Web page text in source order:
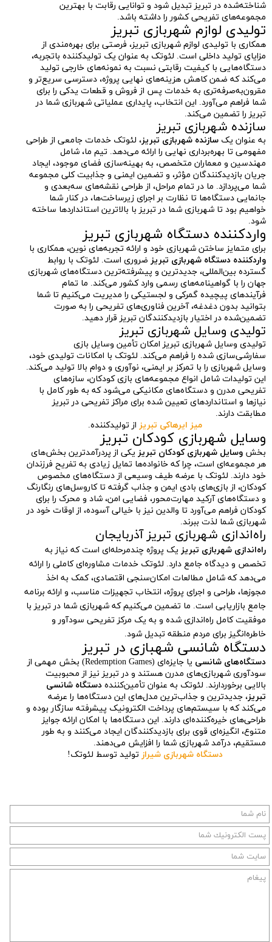
شناخته‌شده در تبریز تبدیل شود و توانایی رقابت با بهترین
مجموعه‌های تفریحی کشور را داشته باشد.
تولیدی لوازم شهربازی تبریز
همکاری با تولیدی لوازم شهربازی تبریز، فرصتی برای بهره‌مندی از
مزایای تولید داخلی است. لئوتک به عنوان یک تولیدکننده باتجربه،
دستگاه‌هایی با کیفیت رقابتی نسبت به نمونه‌های خارجی تولید
می‌کند که ضمن کاهش هزینه‌های نهایی پروژه، دسترسی سریع‌تر و
مقرون‌به‌صرفه‌تری به خدمات پس از فروش و قطعات یدکی را برای
شما فراهم می‌آورد. این انتخاب، پایداری عملیاتی شهربازی شما در
تبریز را تضمین می‌کند.
سازنده شهربازی تبریز
به عنوان یک سازنده شهربازی تبریز، لئوتک خدمات جامعی از طراحی
مفهومی تا بهره‌برداری نهایی را ارائه می‌دهد. تیم ما، شامل
مهندسین و معماران متخصص، به بهینه‌سازی فضای موجود، ایجاد
جریان بازدیدکنندگان مؤثر، و تضمین ایمنی و جذابیت کلی مجموعه
شما می‌پردازد. ما در تمام مراحل، از طراحی نقشه‌های سه‌بعدی و
جانمایی دستگاه‌ها تا نظارت بر اجرای زیرساخت‌ها، در کنار شما
خواهیم بود تا شهربازی شما در تبریز با بالاترین استانداردها ساخته
شود.
واردکننده دستگاه شهربازی تبریز
برای متمایز ساختن شهربازی خود و ارائه تجربه‌های نوین، همکاری با
واردکننده دستگاه شهربازی تبریز ضروری است. لئوتک با روابط
گسترده بین‌المللی، جدیدترین و پیشرفته‌ترین دستگاه‌های شهربازی
جهان را با گواهینامه‌های رسمی وارد کشور می‌کند. ما تمام
فرآیندهای پیچیده گمرکی و لجستیکی را مدیریت می‌کنیم تا شما
بتوانید بدون دغدغه، آخرین فناوری‌های تفریحی را به صورت
تضمین‌شده در اختیار بازدیدکنندگان تبریز قرار دهید.
تولیدی وسایل شهربازی تبریز
تولیدی وسایل شهربازی تبریز امکان تأمین وسایل بازی
سفارشی‌سازی شده را فراهم می‌کند. لئوتک با امکانات تولیدی خود،
وسایل شهربازی را با تمرکز بر ایمنی، نوآوری و دوام بالا تولید می‌کند.
این تولیدات شامل انواع مجموعه‌های بازی کودکان، سازه‌های
تفریحی مدرن و دستگاه‌های مکانیکی می‌شود که به طور کامل با
نیازها و استانداردهای تعیین شده برای مراکز تفریحی در تبریز
مطابقت دارند.
میز ایرهاکی تبریز از تولیدکننده.
وسایل شهربازی کودکان تبریز
بخش وسایل شهربازی کودکان تبریز یکی از پردرآمدترین بخش‌های
هر مجموعه‌ای است، چرا که خانواده‌ها تمایل زیادی به تفریح فرزندان
خود دارند. لئوتک با عرضه طیف وسیعی از دستگاه‌های مخصوص
کودکان، از بازی‌های بادی ایمن و جذاب گرفته تا کاروسل‌های رنگارنگ
و دستگاه‌های آرکید مهارت‌محور، فضایی امن، شاد و محرک را برای
کودکان فراهم می‌آورد تا والدین نیز با خیالی آسوده، از اوقات خود در
شهربازی شما لذت ببرند.
راه‌اندازی شهربازی تبریز آذربایجان
راه‌اندازی شهربازی تبریز یک پروژه چندمرحله‌ای است که نیاز به
تخصص و دیدگاه جامع دارد. لئوتک خدمات مشاوره‌ای کاملی را ارائه
می‌دهد که شامل مطالعات امکان‌سنجی اقتصادی، کمک به اخذ
مجوزها، طراحی و اجرای پروژه، انتخاب تجهیزات مناسب، و ارائه برنامه
جامع بازاریابی است. ما تضمین می‌کنیم که شهربازی شما در تبریز با
موفقیت کامل راه‌اندازی شده و به یک مرکز تفریحی سودآور و
خاطره‌انگیز برای مردم منطقه تبدیل شود.
دستگاه شانسی شهبازی در تبریز
دستگاه‌های شانسی
یا جایزه‌ای (Redemption Games) بخش مهمی از
سودآوری شهربازی‌های مدرن هستند و در تبریز نیز از محبوبیت
بالایی برخوردارند. لئوتک به عنوان تأمین‌کننده دستگاه شانسی
تبریز، جدیدترین و جذاب‌ترین مدل‌های این دستگاه‌ها را عرضه
می‌کند که با سیستم‌های پرداخت الکترونیک پیشرفته سازگار بوده و
طراحی‌های خیره‌کننده‌ای دارند. این دستگاه‌ها با امکان ارائه جوایز
متنوع، انگیزه‌ای قوی برای بازدیدکنندگان ایجاد می‌کنند و به طور
مستقیم، درآمد شهربازی شما را افزایش می‌دهند.
دستگاه شهربازی شیراز تولید توسط لئوتک!